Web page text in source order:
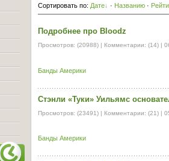
Сортировать по: Дате · Названию ·
Подробнее про Bloodz
Просмотров: (20988) | Комментарии: (14) |
Банды Америки
Стэнли «Туки» Уильямс
Просмотров: (23491) | Комментарии: (21) |
Банды Америки